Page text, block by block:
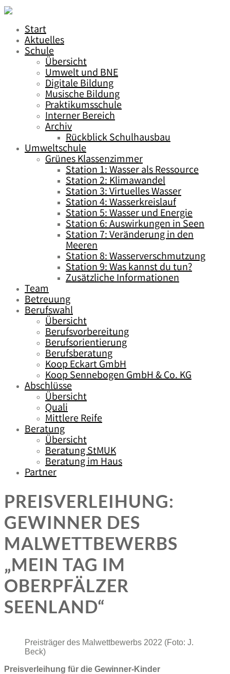
Start
Aktuelles
Schule
Übersicht
Umwelt und BNE
Digitale Bildung
Musische Bildung
Praktikumsschule
Interner Bereich
Archiv
Rückblick Schulhausbau
Umweltschule
Grünes Klassenzimmer
Station 1: Wasser als Ressource
Station 2: Klimawandel
Station 3: Virtuelles Wasser
Station 4: Wasserkreislauf
Station 5: Wasser und Energie
Station 6: Auswirkungen in Seen
Station 7: Veränderung in den
Meeren
Station 8: Wasserverschmutzung
Station 9: Was kannst du tun?
Zusätzliche Informationen
Team
Betreuung
Berufswahl
Übersicht
Berufsvorbereitung
Berufsorientierung
Berufsberatung
Koop Eckart GmbH
Koop Sennebogen GmbH & Co. KG
Abschlüsse
Übersicht
Quali
Mittlere Reife
Beratung
Übersicht
Beratung StMUK
Beratung im Haus
Partner
PREISVERLEIHUNG:
GEWINNER DES
MALWETTBEWERBS
„MEIN TAG IM
OBERPFÄLZER
SEENLAND“
Preisträger des Malwettbewerbs 2022 (Foto: J.
Beck)
Preisverleihung für die Gewinner-Kinder